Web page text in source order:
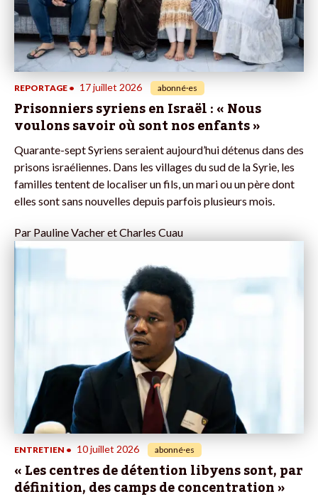
REPORTAGE • 17 juillet 2026 abonné·es
Prisonniers syriens en Israël : « Nous
voulons savoir où sont nos enfants »
Quarante-sept Syriens seraient aujourd’hui détenus dans des
prisons israéliennes. Dans les villages du sud de la Syrie, les
familles tentent de localiser un fils, un mari ou un père dont
elles sont sans nouvelles depuis parfois plusieurs mois.
Par Pauline Vacher et Charles Cuau
ENTRETIEN • 10 juillet 2026 abonné·es
« Les centres de détention libyens sont, par
définition, des camps de concentration »